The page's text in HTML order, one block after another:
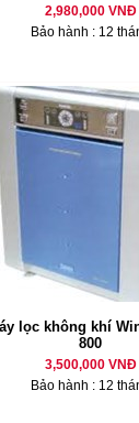
2,980,000 VNĐ
Bảo hành : 12
lọc không khí
800
3,500,000 VNĐ
Bảo hành : 12